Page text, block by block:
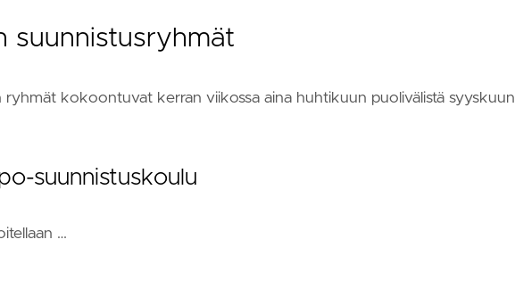
suunnistusryhmät
ryhmät kokoontuvat kerran viikossa aina huhtikuun puolivälistä syyskuun
suunnistuskoulu
…